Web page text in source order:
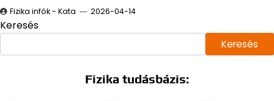
Fizika infók - Kata 2026-04-14
Keresés
Keresés
Fizika tudásbázis: